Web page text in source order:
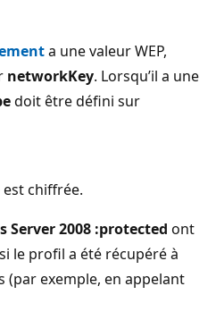
a une valeur WEP,
networkKey. Lorsqu’il a une
doit être défini sur
chiffrée.
Server 2008 :protected ont
le profil a été récupéré à
exemple, en appelant